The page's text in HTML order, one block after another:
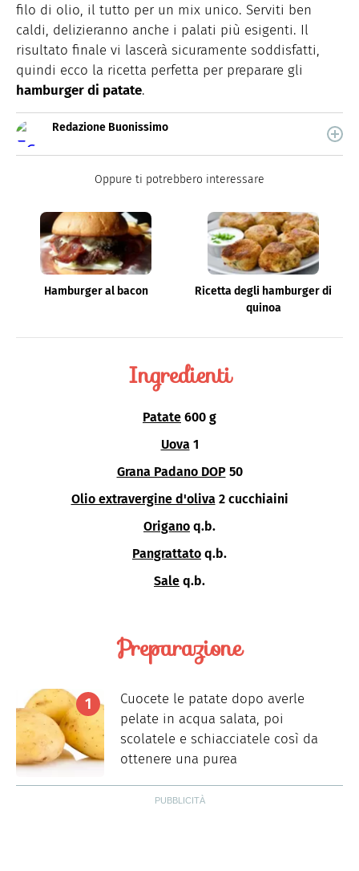
filo di olio, il tutto per un mix unico. Serviti ben
caldi, delizieranno anche i palati più esigenti. Il
risultato finale vi lascerà sicuramente soddisfatti,
quindi ecco la ricetta perfetta per preparare gli
hamburger di patate.
Redazione Buonissimo
quale trovi idee veloci, facili e spiegate passo passo.
Oppure ti potrebbero interessare
Hamburger al bacon
Ricetta degli hamburger di
quinoa
Ingredienti
Patate 600 g
Uova 1
Grana Padano DOP 50
Olio extravergine d'oliva 2 cucchiaini
Origano q.b.
Pangrattato q.b.
Sale q.b.
Preparazione
Cuocete le patate dopo averle
pelate in acqua salata, poi
scolatele e schiacciatele così da
ottenere una purea